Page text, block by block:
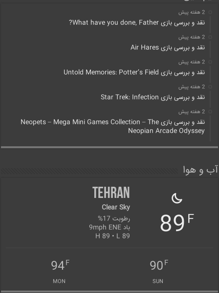
2 هفته پیش
نقد و بررسی بازی What have you done, Father?
2 هفته پیش
نقد و بررسی بازی Air Hares
2 هفته پیش
نقد و بررسی بازی Untold Memories: Potter’s Field
2 هفته پیش
نقد و بررسی بازی Star Trek: Infection
2 هفته پیش
نقد و بررسی بازی Neopets – Mega Mini Games Collection – The
Neopian Arcade Odyssey
آب و هوا
89 F
Tehran
Clear Sky
رطوبت 17%
باد 9mph ENE
H 89 • L 89
90F
SUN
94F
MON